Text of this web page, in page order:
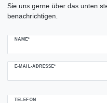
Sie uns gerne über das unten
benachrichtigen.
NAME*
E-MAIL-ADRESSE*
TELEFON